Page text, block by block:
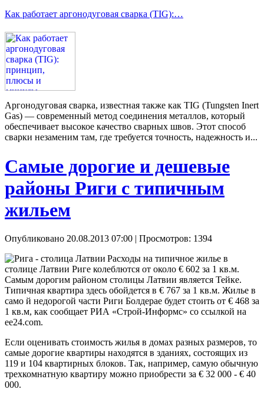
Как работает аргонодуговая сварка (TIG):…
Аргонодуговая сварка, известная также как TIG (Tungsten Inert
Gas) — современный метод соединения металлов, который
обеспечивает высокое качество сварных швов. Этот способ
сварки незаменим там, где требуется точность, надежность и...
Самые дорогие и дешевые
районы Риги с типичным
жильем
Опубликовано 20.08.2013 07:00 | Просмотров: 1394
Расходы на типичное жилье в
столице Латвии Риге колеблются от около € 602 за 1 кв.м.
Самым дорогим районом столицы Латвии является Тейке.
Типичная квартира здесь обойдется в € 767 за 1 кв.м. Жилье в
само й недорогой части Риги Болдерае будет стоить от € 468 за
1 кв.м, как сообщает РИА «Строй-Информс» со ссылкой на
ee24.com.
Если оценивать стоимость жилья в домах разных размеров, то
самые дорогие квартиры находятся в зданиях, состоящих из
119 и 104 квартирных блоков. Так, например, самую обычную
трехкомнатную квартиру можно приобрести за € 32 000 - € 40
000.